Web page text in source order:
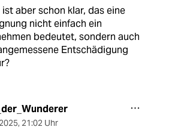
ist aber schon klar, das eine
nicht einfach ein
bedeutet, sondern auch
Entschädigung
, 21:02 Uhr